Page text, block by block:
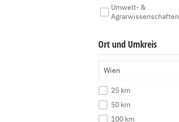
Umwelt- &
Agrarwissenschaften
Ort und Umkreis
25 km
50 km
100 km